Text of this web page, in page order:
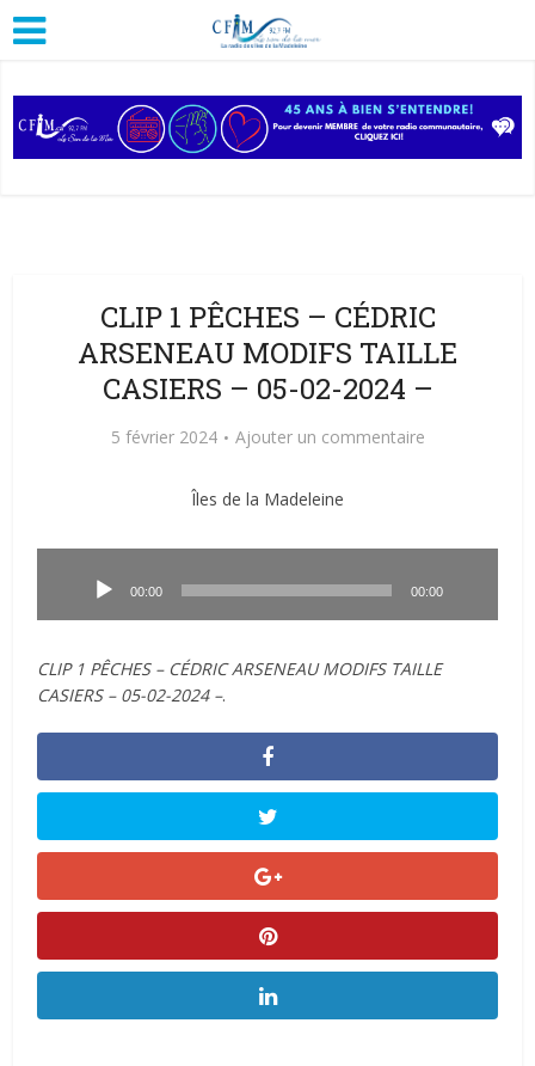
CLIP 1 PÊCHES – CÉDRIC
ARSENEAU MODIFS TAILLE
CASIERS – 05-02-2024 –
5 février 2024 Ajouter un commentaire
Îles de la Madeleine
00:00 00:00
CLIP 1 PÊCHES – CÉDRIC ARSENEAU MODIFS TAILLE
CASIERS – 05-02-2024 –.